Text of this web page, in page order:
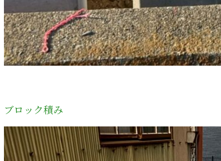
ブロック積み